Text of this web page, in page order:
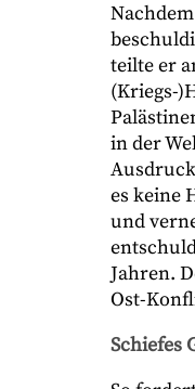
teilte er
(Kriegs-
in der
es keine
und
Jahren.
Ost-
Schiefes